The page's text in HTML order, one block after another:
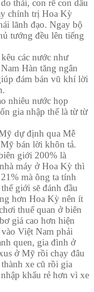
thái, con rể con dâu
chính trị Hoa Kỳ
lãnh đạo. Ngay bộ
tướng đều lên tiếng
các nước như
Hàn tăng ngân
đám bán vũ khí lời
nhiêu nước họp
gia nhập thế là từ từ
dự định qua Mễ
bán lời khôn tả.
giới 200% là
máy ở Hoa Kỳ thì
mà ông ta tính
giới sẽ đánh đầu
hơn Hoa Kỳ nên ít
thuế quan ở biên
giá cao hơn hiện
Việt Nam phải
quen, gia đình ở
ở Mỹ rồi chạy đâu
xe cũ rồi gia
khẩu rẻ hơn vì xe